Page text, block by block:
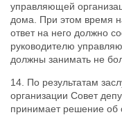
управляющей
дома. При этом время
ответ на него должно
руководителю
должны занимать не
14. По результатам
организации Совет
принимает решение об